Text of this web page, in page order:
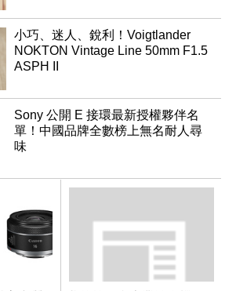
小巧、迷人、銳利！Voigtlander
NOKTON Vintage Line 50mm F1.5
ASPH II
Sony 公開 E 接環最新授權夥伴名
單！中國品牌全數榜上無名耐人尋
味